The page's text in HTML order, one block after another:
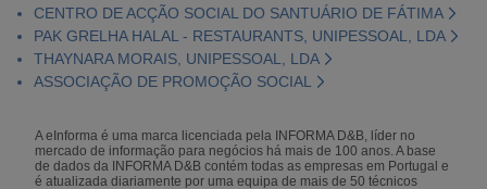
CENTRO DE ACÇÃO SOCIAL DO SANTUÁRIO DE FÁTIMA
PAK GRELHA HALAL - RESTAURANTS, UNIPESSOAL, LDA
THAYNARA MORAIS, UNIPESSOAL, LDA
ASSOCIAÇÃO DE PROMOÇÃO SOCIAL
A eInforma é uma marca licenciada pela INFORMA D&B, líder no
mercado de informação para negócios há mais de 100 anos. A base
de dados da INFORMA D&B contém todas as empresas em Portugal e
é atualizada diariamente por uma equipa de mais de 50 técnicos